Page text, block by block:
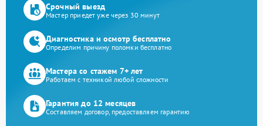
Срочный выезд
Мастер приедет уже через 30 минут
Диагностика и осмотр бесплатно
Определим причину поломки бесплатно
Мастера со стажем 7+ лет
Работаем с техникой любой сложности
Гарантия до 12 месяцев
Составляем договор, предоставляем гарантию